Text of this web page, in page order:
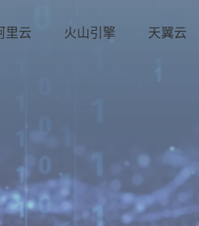
里云 火山引擎 天翼云